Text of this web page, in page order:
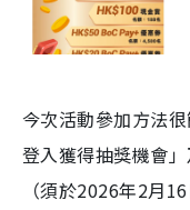
今次活動參加方法
登入獲得抽獎機會
（須於2026年2月